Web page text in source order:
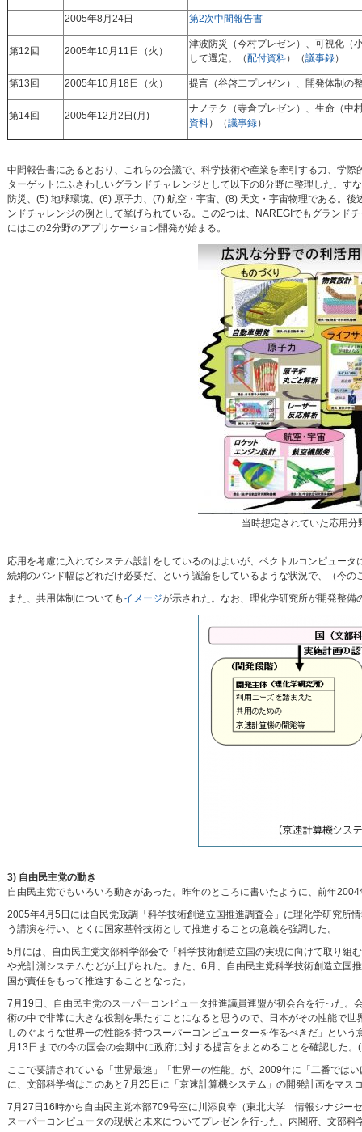
2005年8月24日 第2次中間報告書
第12回 2005年10月11日（火）
津波防災（今村プレゼン）、可視化（
して選定。（配付資料）（議事録）
第13回 2005年10月18日（火） 提言（谷啓二プレゼン）、開発体制の
第14回 2005年12月2日(月)
ナノテク（寺倉プレゼン）、生命（中
資料）（議事録）
中間報告書にあるとおり、これらの会議で、科学技術や産業を牽引する力、学
ターゲットにふさわしいグランドチャレンジとして以下の8分野に整理した。
防災、(5) 地球環境、(6) 原子力、(7) 航空・宇宙、(8) 天文・宇宙物理である。
ンドチャレンジの例として挙げられている。この2つは、NAREGIでもグランド
にはこの2分野のアプリケーション開発が始まる。
当時想定されていた応用
応用を考慮に入れてシステム設計をしているのはよいが、ベクトルコンピュー
続網のバンド幅はどれだけ必要だ、という議論をしているような状況で、（今
また、共用体制についても イメージが示された。なお、理化学研究所が開発整
3) 自由民主党の動き
自由民主党でもいろいろ動きがあった。昨年のところに書いたように、前年
2005年4月5日には自民党政調「科学技術創造立国推進調査会」に理化学研究所
う講演を行い、とくに国家基幹技術として推進することの意義を強調した。
5月には、自由民主党文部科学部会で「科学技術創造立国の実現に向けて取り
や光計測システムなどが上げられた。また、6月、自由民主党科学技術創造立
国が責任をもって推進することとなった。
7月19日、自由民主党のスーパーコンピュータ推進議員連盟が初会合を行った
術の中で非常に大きな役割を果たすことになると思うので、日本がその性能で
しのぐような世界一の性能を持つスーパーコンピューターを作るべきだ」とい
月13日までの今の国会の会期中に政府に対する提言をまとめることを確認した
ここで要請されている「世界最速」「世界一の性能」が、2009年に「二番では
に、文部科学省はこのあと7月25日に「京速計算機システム」の開発計画をマス
7月27日16時から自由民主党本部709号室に川添良幸（東北大学 情報シナジー
スーパーコンピュータの現状と未来についてプレゼンを行った。内閣府、文部